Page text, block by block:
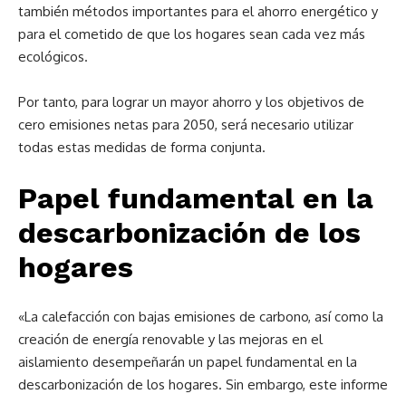
también métodos importantes para el ahorro energético y
para el cometido de que los hogares sean cada vez más
ecológicos.
Por tanto, para lograr un mayor ahorro y los objetivos de
cero emisiones netas para 2050, será necesario utilizar
todas estas medidas de forma conjunta.
Papel fundamental en la
descarbonización de los
hogares
«La calefacción con bajas emisiones de carbono, así como la
creación de energía renovable y las mejoras en el
aislamiento desempeñarán un papel fundamental en la
descarbonización de los hogares. Sin embargo, este informe